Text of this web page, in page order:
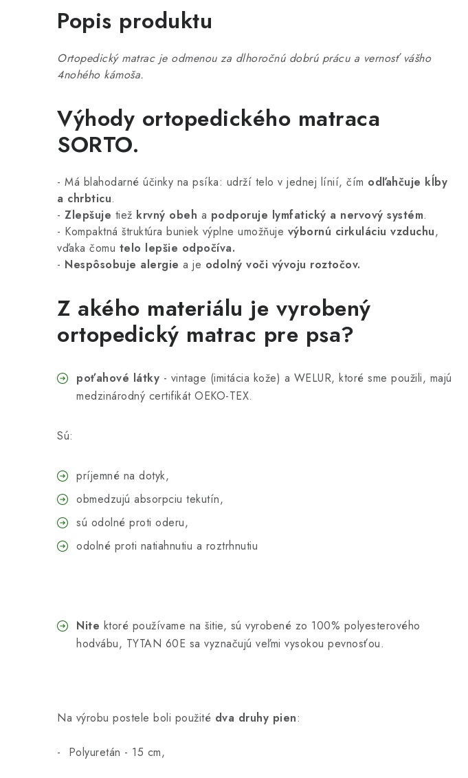
Popis produktu
Ortopedický matrac je odmenou za dlhoročnú dobrú prácu a vernosť vášho
4nohého kámoša.
Výhody ortopedického matraca
SORTO.
- Má blahodarné účinky na psíka: udrží telo v jednej línií, čím odľahčuje kĺby
a chrbticu.
- Zlepšuje tiež krvný obeh a podporuje lymfatický a nervový systém.
- Kompaktná štruktúra buniek výplne umožňuje výbornú cirkuláciu vzduchu,
vďaka čomu telo lepšie odpočíva.
- Nespôsobuje alergie a je odolný voči vývoju roztočov.
Z akého materiálu je vyrobený
ortopedický matrac pre psa?
poťahové látky - vintage (imitácia kože) a WELUR, ktoré sme použili, majú
medzinárodný certifikát OEKO-TEX.
Sú:
príjemné na dotyk,
obmedzujú absorpciu tekutín,
sú odolné proti oderu,
odolné proti natiahnutiu a roztrhnutiu
Nite ktoré používame na šitie, sú vyrobené zo 100% polyesterového
hodvábu, TYTAN 60E sa vyznačujú veľmi vysokou pevnosťou.
Na výrobu postele boli použité dva druhy pien:
- Polyuretán - 15 cm,